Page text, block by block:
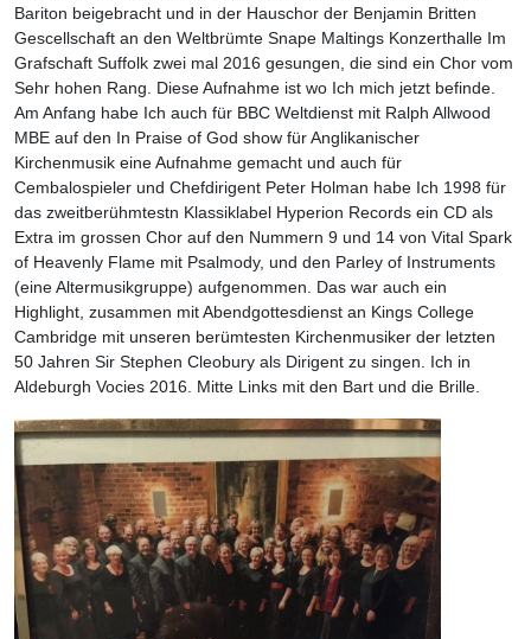
Bariton beigebracht und in der Hauschor der Benjamin Britten
Gescellschaft an den Weltbrümte Snape Maltings Konzerthalle Im
Grafschaft Suffolk zwei mal 2016 gesungen, die sind ein Chor vom
Sehr hohen Rang. Diese Aufnahme ist wo Ich mich jetzt befinde.
Am Anfang habe Ich auch für BBC Weltdienst mit Ralph Allwood
MBE auf den In Praise of God show für Anglikanischer
Kirchenmusik eine Aufnahme gemacht und auch für
Cembalospieler und Chefdirigent Peter Holman habe Ich 1998 für
das zweitberühmtestn Klassiklabel Hyperion Records ein CD als
Extra im grossen Chor auf den Nummern 9 und 14 von Vital Spark
of Heavenly Flame mit Psalmody, und den Parley of Instruments
(eine Altermusikgruppe) aufgenommen. Das war auch ein
Highlight, zusammen mit Abendgottesdienst an Kings College
Cambridge mit unseren berümtesten Kirchenmusiker der letzten
50 Jahren Sir Stephen Cleobury als Dirigent zu singen. Ich in
Aldeburgh Vocies 2016. Mitte Links mit den Bart und die Brille.